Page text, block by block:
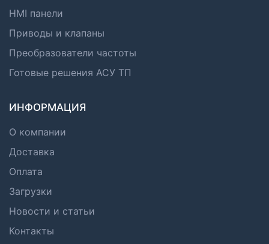
HMI панели
Приводы и клапаны
Преобразователи частоты
Готовые решения АСУ ТП
ИНФОРМАЦИЯ
О компании
Доставка
Оплата
Загрузки
Новости и статьи
Контакты